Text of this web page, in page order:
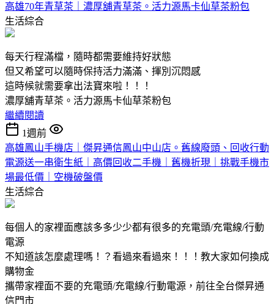
高雄70年青草茶｜濃厚舖青草茶。活力源馬卡仙草茶粉包
生活綜合
每天行程滿檔，隨時都需要維持好狀態
但又希望可以隨時保持活力滿滿、揮別沉悶感
這時候就需要拿出法寶來啦！！！
濃厚舖青草茶。活力源馬卡仙草茶粉包
繼續閱讀
1週前
高雄鳳山手機店｜傑昇通信鳳山中山店。舊線廢頭、回收行動
電源送一串衛生紙｜高價回收二手機｜舊機折現｜挑戰手機市
場最低價｜空機破盤價
生活綜合
每個人的家裡面應該多多少少都有很多的充電頭/充電線/行動
電源
不知道該怎麼處理嗎！？看過來看過來！！！教大家如何換成
購物金
攜帶家裡面不要的充電頭/充電線/行動電源，前往全台傑昇通
信門市